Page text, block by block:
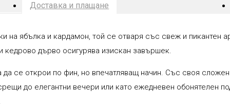
Доставка и плащане
на ябълка и кардамон, той се отваря със свеж и пикантен
кедрово дърво осигурява изискан завършек.
се открои по фин, но впечатляващ начин. Със своя
до елегантни вечери или като ежедневен обонятелен